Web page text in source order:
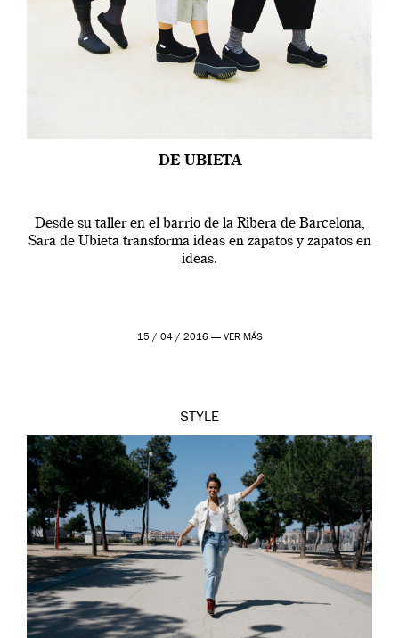
DE UBIETA
Desde su taller en el barrio de la Ribera de Barcelona,
Sara de Ubieta transforma ideas en zapatos y zapatos en
ideas.
15 / 04 / 2016 — VER MÁS
STYLE